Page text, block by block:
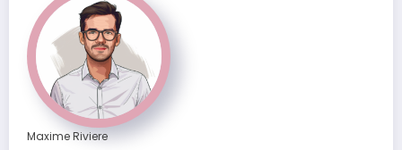
Maxime Riviere